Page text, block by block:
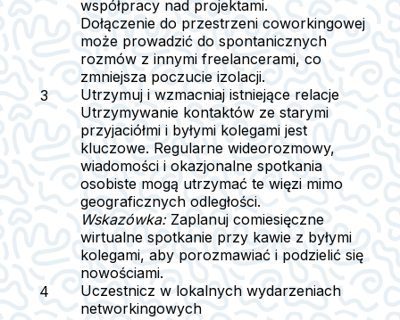
współpracy nad projektami.
Dołączenie do przestrzeni coworkingowej
może prowadzić do spontanicznych
rozmów z innymi freelancerami, co
zmniejsza poczucie izolacji.
Utrzymuj i wzmacniaj istniejące relacje
Utrzymywanie kontaktów ze starymi
przyjaciółmi i byłymi kolegami jest
kluczowe. Regularne wideorozmowy,
wiadomości i okazjonalne spotkania
osobiste mogą utrzymać te więzi mimo
geograficznych odległości.
Wskazówka:Zaplanuj comiesięczne
wirtualne spotkanie przy kawie z byłymi
kolegami, aby porozmawiać i podzielić się
nowościami.
Uczestnicz w lokalnych wydarzeniach
networkingowych